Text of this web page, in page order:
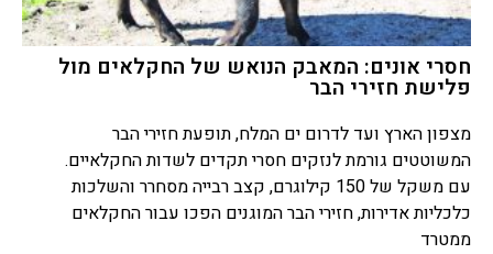
חסרי אונים: המאבק הנואש של החקלאים מול
פלישת חזירי הבר
מצפון הארץ ועד לדרום ים המלח, תופעת חזירי הבר
המשוטטים גורמת לנזקים חסרי תקדים לשדות החקלאיים.
עם משקל של 150 קילוגרם, קצב רבייה מסחרר והשלכות
כלכליות אדירות, חזירי הבר המוגנים הפכו עבור החקלאים
ממטרד